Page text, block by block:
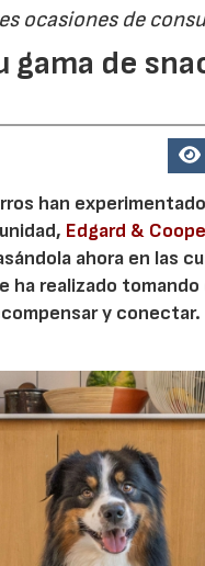
ocasiones de
de
han
Edgard &
ahora en las
realizado
y conectar.